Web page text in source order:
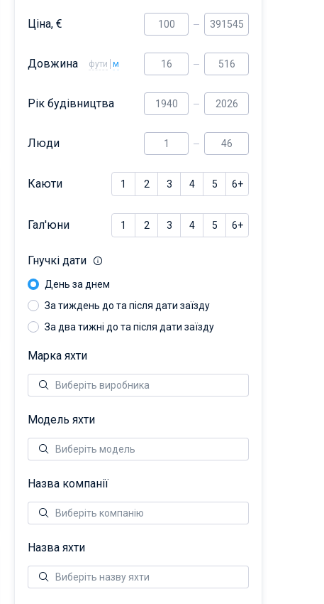
Ціна, €
Довжина фути м
Рік будівництва
Люди
Каюти 1 2 3 4 5 6+
Гал'юни 1 2 3 4 5 6+
Гнучкі дати
День за днем
За тиждень до та після дати заїзду
За два тижні до та після дати заїзду
Марка яхти
Модель яхти
Назва компанії
Назва яхти